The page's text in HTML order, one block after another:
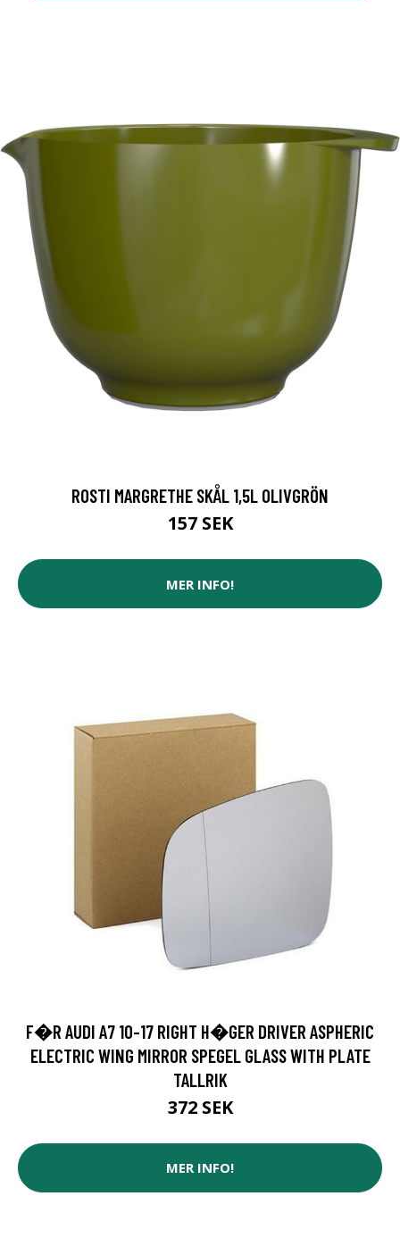
ROSTI MARGRETHE SKÅL 1,5L OLIVGRÖN
157 SEK
MER INFO!
F�R AUDI A7 10-17 RIGHT H�GER DRIVER ASPHERIC
ELECTRIC WING MIRROR SPEGEL GLASS WITH PLATE
TALLRIK
372 SEK
MER INFO!